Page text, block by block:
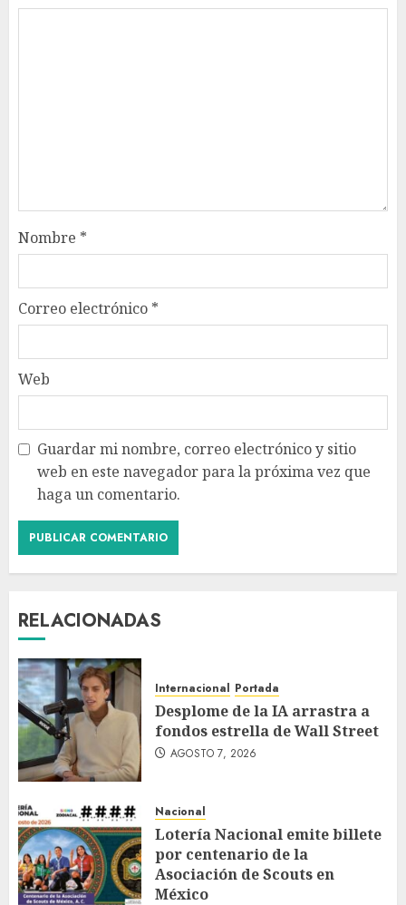
Nombre *
Correo electrónico *
Web
Guardar mi nombre, correo electrónico y sitio
web en este navegador para la próxima vez que
haga un comentario.
RELACIONADAS
Internacional Portada
Desplome de la IA arrastra a
fondos estrella de Wall Street
AGOSTO 7, 2026
Nacional
Lotería Nacional emite billete
por centenario de la
Asociación de Scouts en
México